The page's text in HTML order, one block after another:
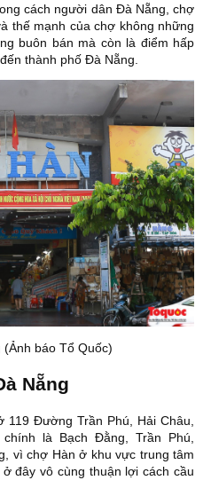
cách người dân Đà Nẵng, chợ
thế mạnh của chợ không những
buôn bán mà còn là điểm hấp
thành phố Đà Nẵng.
báo Tổ Quốc)
Nẵng
Đường Trần Phú, Hải Châu,
là Bạch Đằng, Trần Phú,
vì chợ Hàn ở khu vực trung tâm
đây vô cùng thuận lợi cách cầu